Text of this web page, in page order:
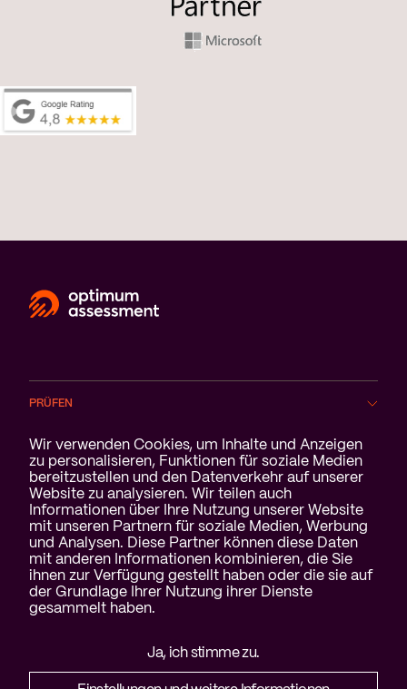
Cookie-Benachrichtigung
Wir verwenden Cookies, um Inhalte und Anzeigen
zu personalisieren, Funktionen für soziale Medien
bereitzustellen und den Datenverkehr auf unserer
Website zu analysieren. Wir teilen auch
Informationen über Ihre Nutzung unserer Website
mit unseren Partnern für soziale Medien, Werbung
und Analysen. Diese Partner können diese Daten
mit anderen Informationen kombinieren, die Sie
ihnen zur Verfügung gestellt haben oder die sie auf
der Grundlage Ihrer Nutzung ihrer Dienste
gesammelt haben.
Ja, ich stimme zu.
PRÜFEN
BRANCHEN
SERVICE
ÜBER UNS
Haftungsausschluss &
Datenschutzerklärung
Cookies